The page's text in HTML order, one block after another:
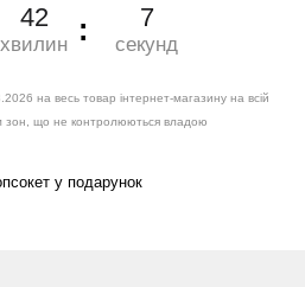
42
хвилин
6
секунд
на весь товар інтернет-магазину на всій
зон, що не контролюються владою
у подарунок